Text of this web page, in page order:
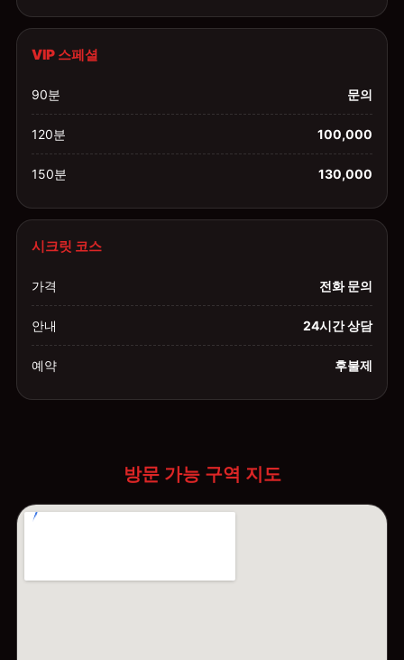
VIP 스페셜
90분 문의
120분 100,000
150분 130,000
시크릿 코스
가격 전화 문의
안내 24시간 상담
예약 후불제
방문 가능 구역 지도